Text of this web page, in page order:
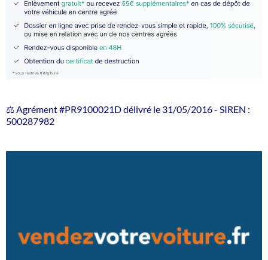
⚖️ Agrément #PR9100021D délivré le 31/05/2016 - SIREN :
500287982